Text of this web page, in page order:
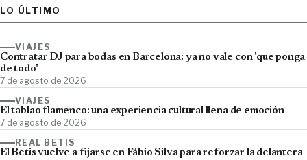
LO ÚLTIMO
VIAJES
Contratar DJ para bodas en Barcelona: ya no vale con 'que ponga
de todo'
7 de agosto de 2026
VIAJES
El tablao flamenco: una experiencia cultural llena de emoción
7 de agosto de 2026
REAL BETIS
El Betis vuelve a fijarse en Fábio Silva para reforzar la delantera